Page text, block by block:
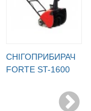
СНІГОПРИБИРАЧ
FORTE ST-1600